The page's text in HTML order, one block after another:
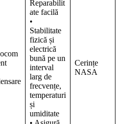
Reparabilit
ate facilă
•
Stabilitate
fizică și
electrică
bună pe un
interval
larg de
frecvențe,
temperaturi
și
umiditate
Cerințe
NASA